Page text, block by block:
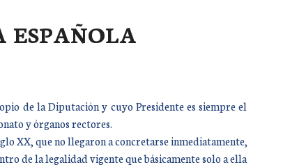
ESPAÑOLA
de la Diputación y cuyo Presidente es siempre el
y órganos rectores.
XX, que no llegaron a concretarse inmediatamente,
de la legalidad vigente que básicamente solo a ella